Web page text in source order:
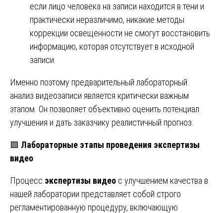
если лицо человека на записи находится в тени и
практически неразличимо, никакие методы
коррекции освещенности не смогут восстановить
информацию, которая отсутствует в исходной
записи.
Именно поэтому предварительный лабораторный
анализ видеозаписи является критически важным
этапом. Он позволяет объективно оценить потенциал
улучшения и дать заказчику реалистичный прогноз.
🟩 Лабораторные этапы проведения экспертизы
видео
Процесс экспертизы видео с улучшением качества в
нашей лаборатории представляет собой строго
регламентированную процедуру, включающую